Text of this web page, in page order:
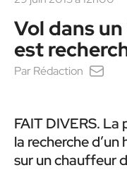
Vol dans
est
Par Rédaction
FAIT DIVERS.
la recherche
sur un chauffeur